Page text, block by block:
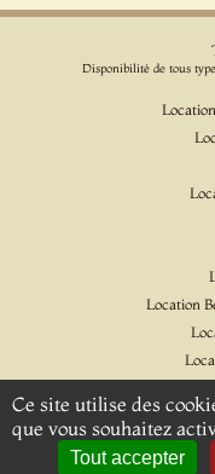
Disponibilité de tous
Location
Ce site utilise des
que vous souhaitez
Tout accepter